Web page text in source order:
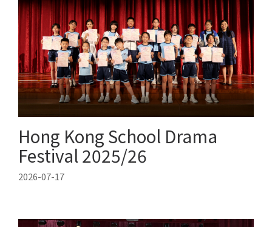
Hong Kong School Drama
Festival 2025/26
2026-07-17